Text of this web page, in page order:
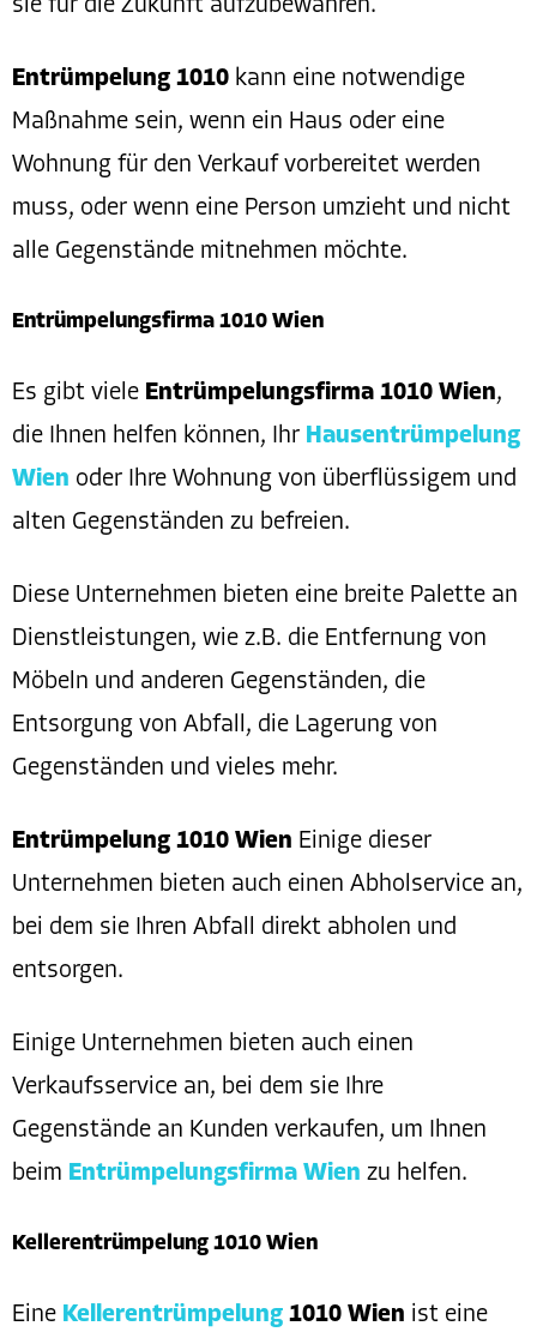
sie für die Zukunft aufzubewahren.
Entrümpelung 1010 kann eine notwendige
Maßnahme sein, wenn ein Haus oder eine
Wohnung für den Verkauf vorbereitet werden
muss, oder wenn eine Person umzieht und nicht
alle Gegenstände mitnehmen möchte.
Entrümpelungsfirma 1010 Wien
Es gibt viele Entrümpelungsfirma 1010 Wien,
die Ihnen helfen können, Ihr Hausentrümpelung
Wien oder Ihre Wohnung von überflüssigem und
alten Gegenständen zu befreien.
Diese Unternehmen bieten eine breite Palette an
Dienstleistungen, wie z.B. die Entfernung von
Möbeln und anderen Gegenständen, die
Entsorgung von Abfall, die Lagerung von
Gegenständen und vieles mehr.
Entrümpelung 1010 Wien Einige dieser
Unternehmen bieten auch einen Abholservice an,
bei dem sie Ihren Abfall direkt abholen und
entsorgen.
Einige Unternehmen bieten auch einen
Verkaufsservice an, bei dem sie Ihre
Gegenstände an Kunden verkaufen, um Ihnen
beim Entrümpelungsfirma Wien zu helfen.
Kellerentrümpelung 1010 Wien
Eine Kellerentrümpelung 1010 Wien ist eine